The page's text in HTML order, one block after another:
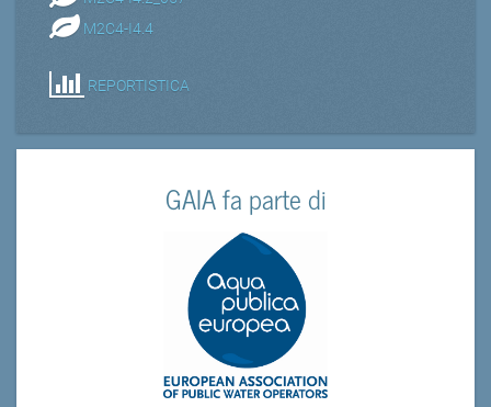
M2C4-I4.4
REPORTISTICA
GAIA fa parte di